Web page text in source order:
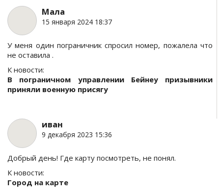
Мала
15 января 2024 18:37
У меня один пограничник спросил номер, пожалела что
не оставила .
К новости:
В пограничном управлении Бейнеу призывники
приняли военную присягу
иван
9 декабря 2023 15:36
Добрый день! Где карту посмотреть, не понял.
К новости:
Город на карте